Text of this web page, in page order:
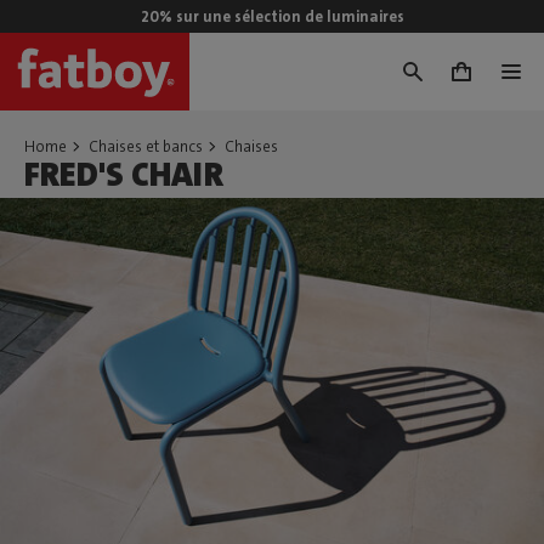
20% sur une sélection de luminaires
0
Home Chaises et bancs Chaises
FRED'S CHAIR